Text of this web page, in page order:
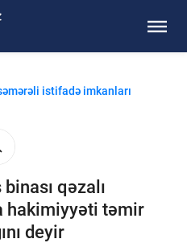
sonra
qəzalı
hakimiyyəti təmir
deyir